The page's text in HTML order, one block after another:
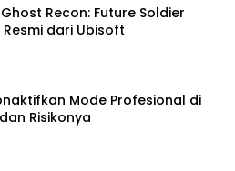
Recon: Future Soldier
dari Ubisoft
Mode Profesional di
Risikonya